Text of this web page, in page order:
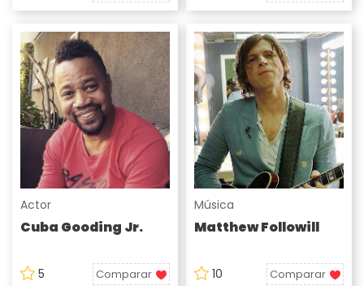
Actor
Cuba Gooding Jr.
5 Comparar
Música
Matthew Followill
10 Comparar